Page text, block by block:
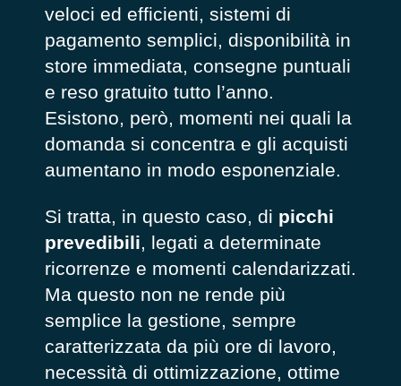
veloci ed efficienti, sistemi di
pagamento semplici, disponibilità in
store immediata, consegne puntuali
e reso gratuito tutto l’anno.
Esistono, però, momenti nei quali la
domanda si concentra e gli acquisti
aumentano in modo esponenziale.
Si tratta, in questo caso, di picchi
prevedibili , legati a determinate
ricorrenze e momenti calendarizzati.
Ma questo non ne rende più
semplice la gestione, sempre
caratterizzata da più ore di lavoro,
necessità di ottimizzazione, ottime